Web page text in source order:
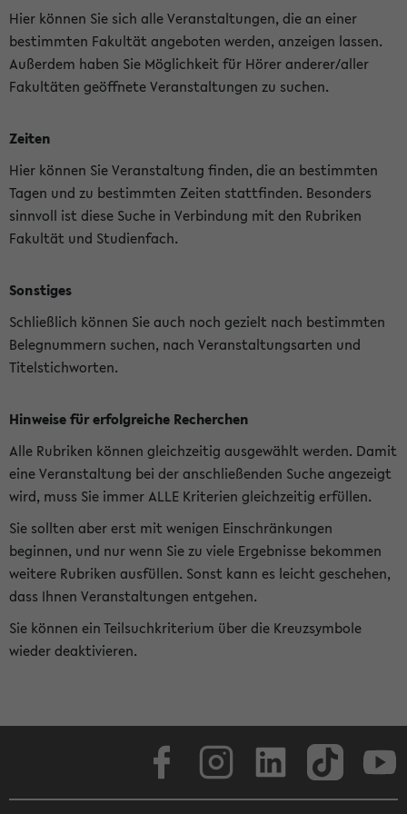
Hier können Sie sich alle Veranstaltungen, die an einer
bestimmten Fakultät angeboten werden, anzeigen lassen.
Außerdem haben Sie Möglichkeit für Hörer anderer/aller
Fakultäten geöffnete Veranstaltungen zu suchen.
Zeiten
Hier können Sie Veranstaltung finden, die an bestimmten
Tagen und zu bestimmten Zeiten stattfinden. Besonders
sinnvoll ist diese Suche in Verbindung mit den Rubriken
Fakultät und Studienfach.
Sonstiges
Schließlich können Sie auch noch gezielt nach bestimmten
Belegnummern suchen, nach Veranstaltungsarten und
Titelstichworten.
Hinweise für erfolgreiche Recherchen
Alle Rubriken können gleichzeitig ausgewählt werden. Damit
eine Veranstaltung bei der anschließenden Suche angezeigt
wird, muss Sie immer ALLE Kriterien gleichzeitig erfüllen.
Sie sollten aber erst mit wenigen Einschränkungen
beginnen, und nur wenn Sie zu viele Ergebnisse bekommen
weitere Rubriken ausfüllen. Sonst kann es leicht geschehen,
dass Ihnen Veranstaltungen entgehen.
Sie können ein Teilsuchkriterium über die Kreuzsymbole
wieder deaktivieren.